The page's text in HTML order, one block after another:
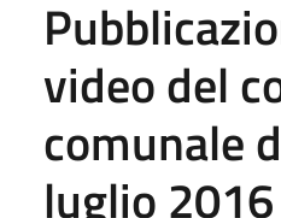
video del
comunale
luglio 2016